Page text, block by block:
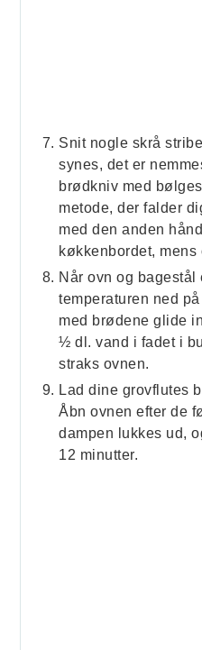
Snit nogle skrå
synes, det er
brødkniv med
metode, der falder
med den anden
køkkenbordet,
Når ovn og bagestål
temperaturen ned
med brødene glide
½ dl. vand i fadet i
straks ovnen.
Lad dine grovflutes
Åbn ovnen efter de
dampen lukkes ud,
12 minutter.